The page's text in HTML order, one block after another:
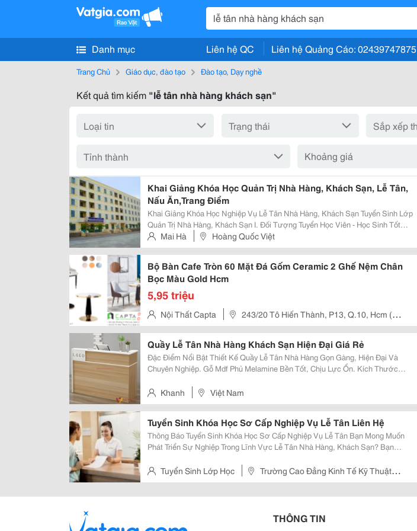
Danh mục Liên hệ QC Liên hệ Quảng Cáo: 02439747875
Trang Chủ Giáo dục, đào tạo Đào tạo, Dạy nghề
Kết quả tìm kiếm "lễ tân nhà hàng khách sạn"
Khoảng giá
Khai Giảng Khóa Học Quản Trị Nhà Hàng, Khách Sạn, Lễ Tân,
Nấu Ăn,Trang Điểm
Khai Giảng Khóa Học Nghiệp Vụ Lễ Tân Nhà Hàng, Khách Sạn Tuyển Sinh Lớp
Quản Trị Nhà Hàng, Khách Sạn I. Đối Tượng Tuyển Học Viên - Học Sinh Tốt
Nghiệp Trung Học Cơ Sở Trở Lên - Công Nhân Lao Động Đang Làm Việc Ở Các
Công Ty, Nhà Máy, Xí N
Mai Hà Hoàng Quốc Việt
Bộ Bàn Cafe Tròn 60 Mặt Đá Gốm Ceramic 2 Ghế Nệm Chân
Bọc Màu Gold Hcm
5,95 triệu
Nội Thất Capta
243/20 Tô Hiến Thành, P13, Q.10, Hcm (
Gần Siêu Thị Big C)
Quầy Lễ Tân Nhà Hàng Khách Sạn Hiện Đại Giá Rẻ
Đặc Điểm Nổi Bật Thiết Kế Quầy Lễ Tân Nhà Hàng Gọn Gàng, Hiện Đại Và
Chuyên Nghiệp. Gỗ Mdf Phủ Melamine Bền Tốt, Chịu Lực Ổn. Kích Thước
Từng Chi Tiết, Lắp Ráp Cẩn Thận....
Khanh Việt Nam
Tuyển Sinh Khóa Học Sơ Cấp Nghiệp Vụ Lễ Tân Liên Hệ
Thông Báo Tuyển Sinh Khóa Học Sơ Cấp Nghiệp Vụ Lễ Tân Bạn Mong Muốn
Phát Triển Sự Nghiệp Trong Lĩnh Vực Lễ Tân Nhà Hàng, Khách Sạn? Bạn
Trường Chuyên Nghiệp? Trường Cao Đẳng Kinh T
Tuyển Sinh Lớp Học
Trường Cao Đẳng Kinh Tế Kỹ Thuật
Công Nghiệp
THÔNG TIN